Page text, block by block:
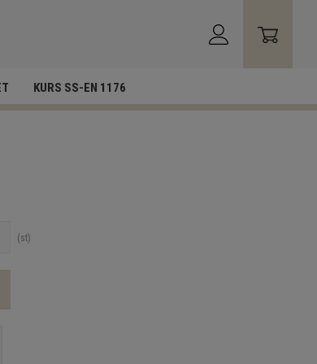
KURS SS-EN 1176
st